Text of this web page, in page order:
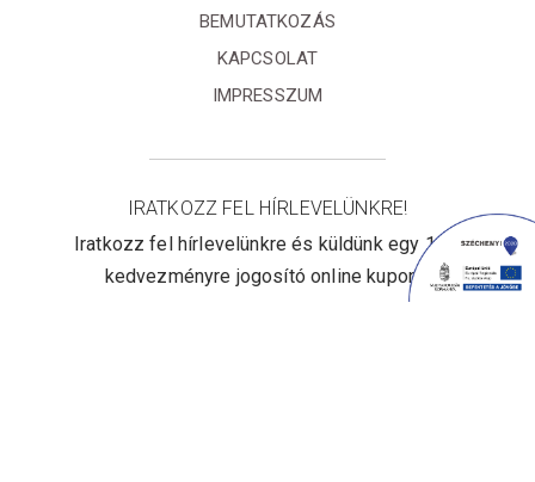
BEMUTATKOZÁS
KAPCSOLAT
IMPRESSZUM
IRATKOZZ FEL HÍRLEVELÜNKRE!
Iratkozz fel hírlevelünkre és küldünk egy 10%
kedvezményre jogosító online kupont!